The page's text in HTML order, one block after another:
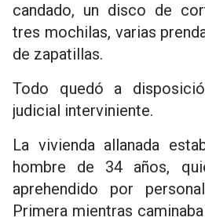
candado, un disco de
tres mochilas, varias
de zapatillas.
Todo quedó a
judicial interviniente.
La vivienda allanada
hombre de 34 años,
aprehendido por
Primera mientras